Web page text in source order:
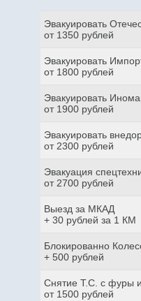
Эвакуировать
от 1350 рублей
Эвакуировать
от 1800 рублей
Эвакуировать
от 1900 рублей
Эвакуировать
от 2300 рублей
Эвакуация
от 2700 рублей
Выезд за МКАД
+ 30 рублей за 1 КМ
Блокированно
+ 500 рублей
Снятие Т.С. с фуры
от 1500 рублей